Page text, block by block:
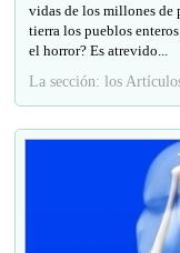
vidas de los millones de
tierra los pueblos
el horror? Es atrevido...
La sección: los